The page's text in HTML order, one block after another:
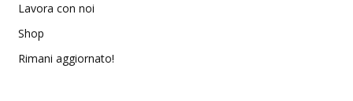
Lavora con noi
Shop
Rimani aggiornato!